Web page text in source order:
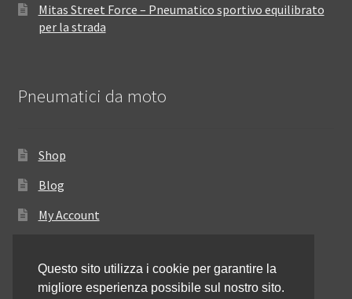
Mitas Street Force – Pneumatico sportivo equilibrato
per la strada
Pneumatici da moto
Shop
Blog
My Account
Resi e rimborsi
Questo sito utilizza i cookie per garantire la
migliore esperienza possibile sul nostro sito.